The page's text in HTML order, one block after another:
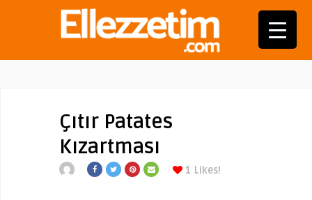
Çıtır Patates
Kızartması
1 Likes!